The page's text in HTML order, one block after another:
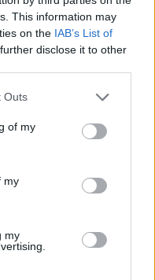
This information may
on the IAB’s List of
disclose it to other
Outs
of my
my
my
mediana delle aziende
AO ( 1.673.028 euro
Imprese). Mediana per